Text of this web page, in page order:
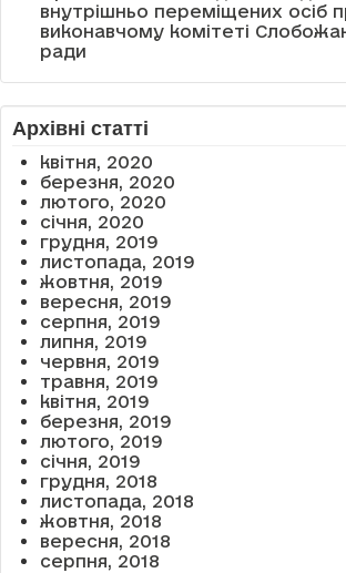
внутрішньо переміщених осіб
виконавчому комітеті
ради
Архівні статті
квітня, 2020
березня, 2020
лютого, 2020
січня, 2020
грудня, 2019
листопада, 2019
жовтня, 2019
вересня, 2019
серпня, 2019
липня, 2019
червня, 2019
травня, 2019
квітня, 2019
березня, 2019
лютого, 2019
січня, 2019
грудня, 2018
листопада, 2018
жовтня, 2018
вересня, 2018
серпня, 2018